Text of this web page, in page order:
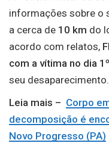
informações sobre o
a cerca de 10 km do
acordo com relatos,
com a vítima no dia
seu desaparecimento.
Leia mais – Corpo
decomposição é
Novo Progresso (PA)